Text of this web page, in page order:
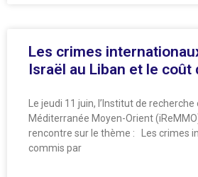
Les crimes
Israël au Liban et le coût
Le jeudi 11 juin, l’Institut de recherche
Méditerranée Moyen-Orient
rencontre sur le thème : Les crimes
commis par